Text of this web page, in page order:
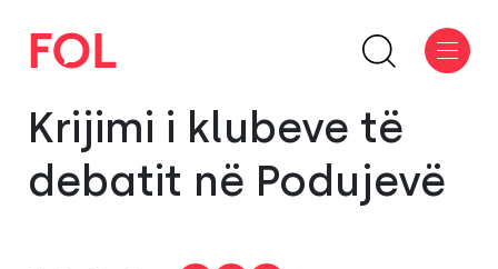
Krijimi i klubeve të
debatit në Podujevë